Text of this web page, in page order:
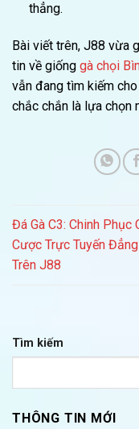
thẳng.
Bài viết trên, J88 vừa
tin về giống gà chọi
vẫn đang tìm kiếm
chắc chắn là lựa chọn
Đá Gà C3: Chinh Phục
Cược Trực Tuyến
Trên J88
Tìm kiếm
THÔNG TIN MỚI